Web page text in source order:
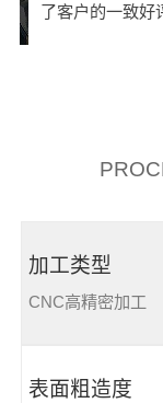
了客户的一致好
加工类型
CNC高精密加工
表面粗造度